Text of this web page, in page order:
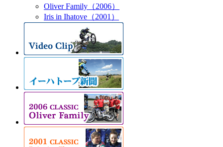
Oliver Family（2006）
Iris in Ihatove（2001）